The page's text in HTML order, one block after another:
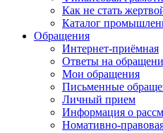
Как не стать
Каталог
Обращения
Интернет-приёмная
Ответы на
Мои обращения
Письменные
Личный прием
Информация о
Номативно-